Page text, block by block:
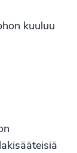
kuuluu